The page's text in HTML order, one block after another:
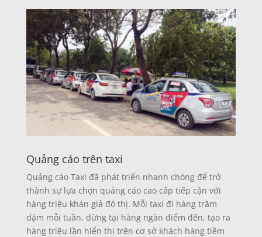
Quảng cáo trên taxi
Quảng cáo Taxi đã phát triển nhanh chóng để trở
thành sự lựa chọn quảng cáo cao cấp tiếp cận với
hàng triệu khán giả đô thị. Mỗi taxi đi hàng trăm
dặm mỗi tuần, dừng tại hàng ngàn điểm đến, tạo ra
hàng triệu lần hiển thị trên cơ sở khách hàng tiềm